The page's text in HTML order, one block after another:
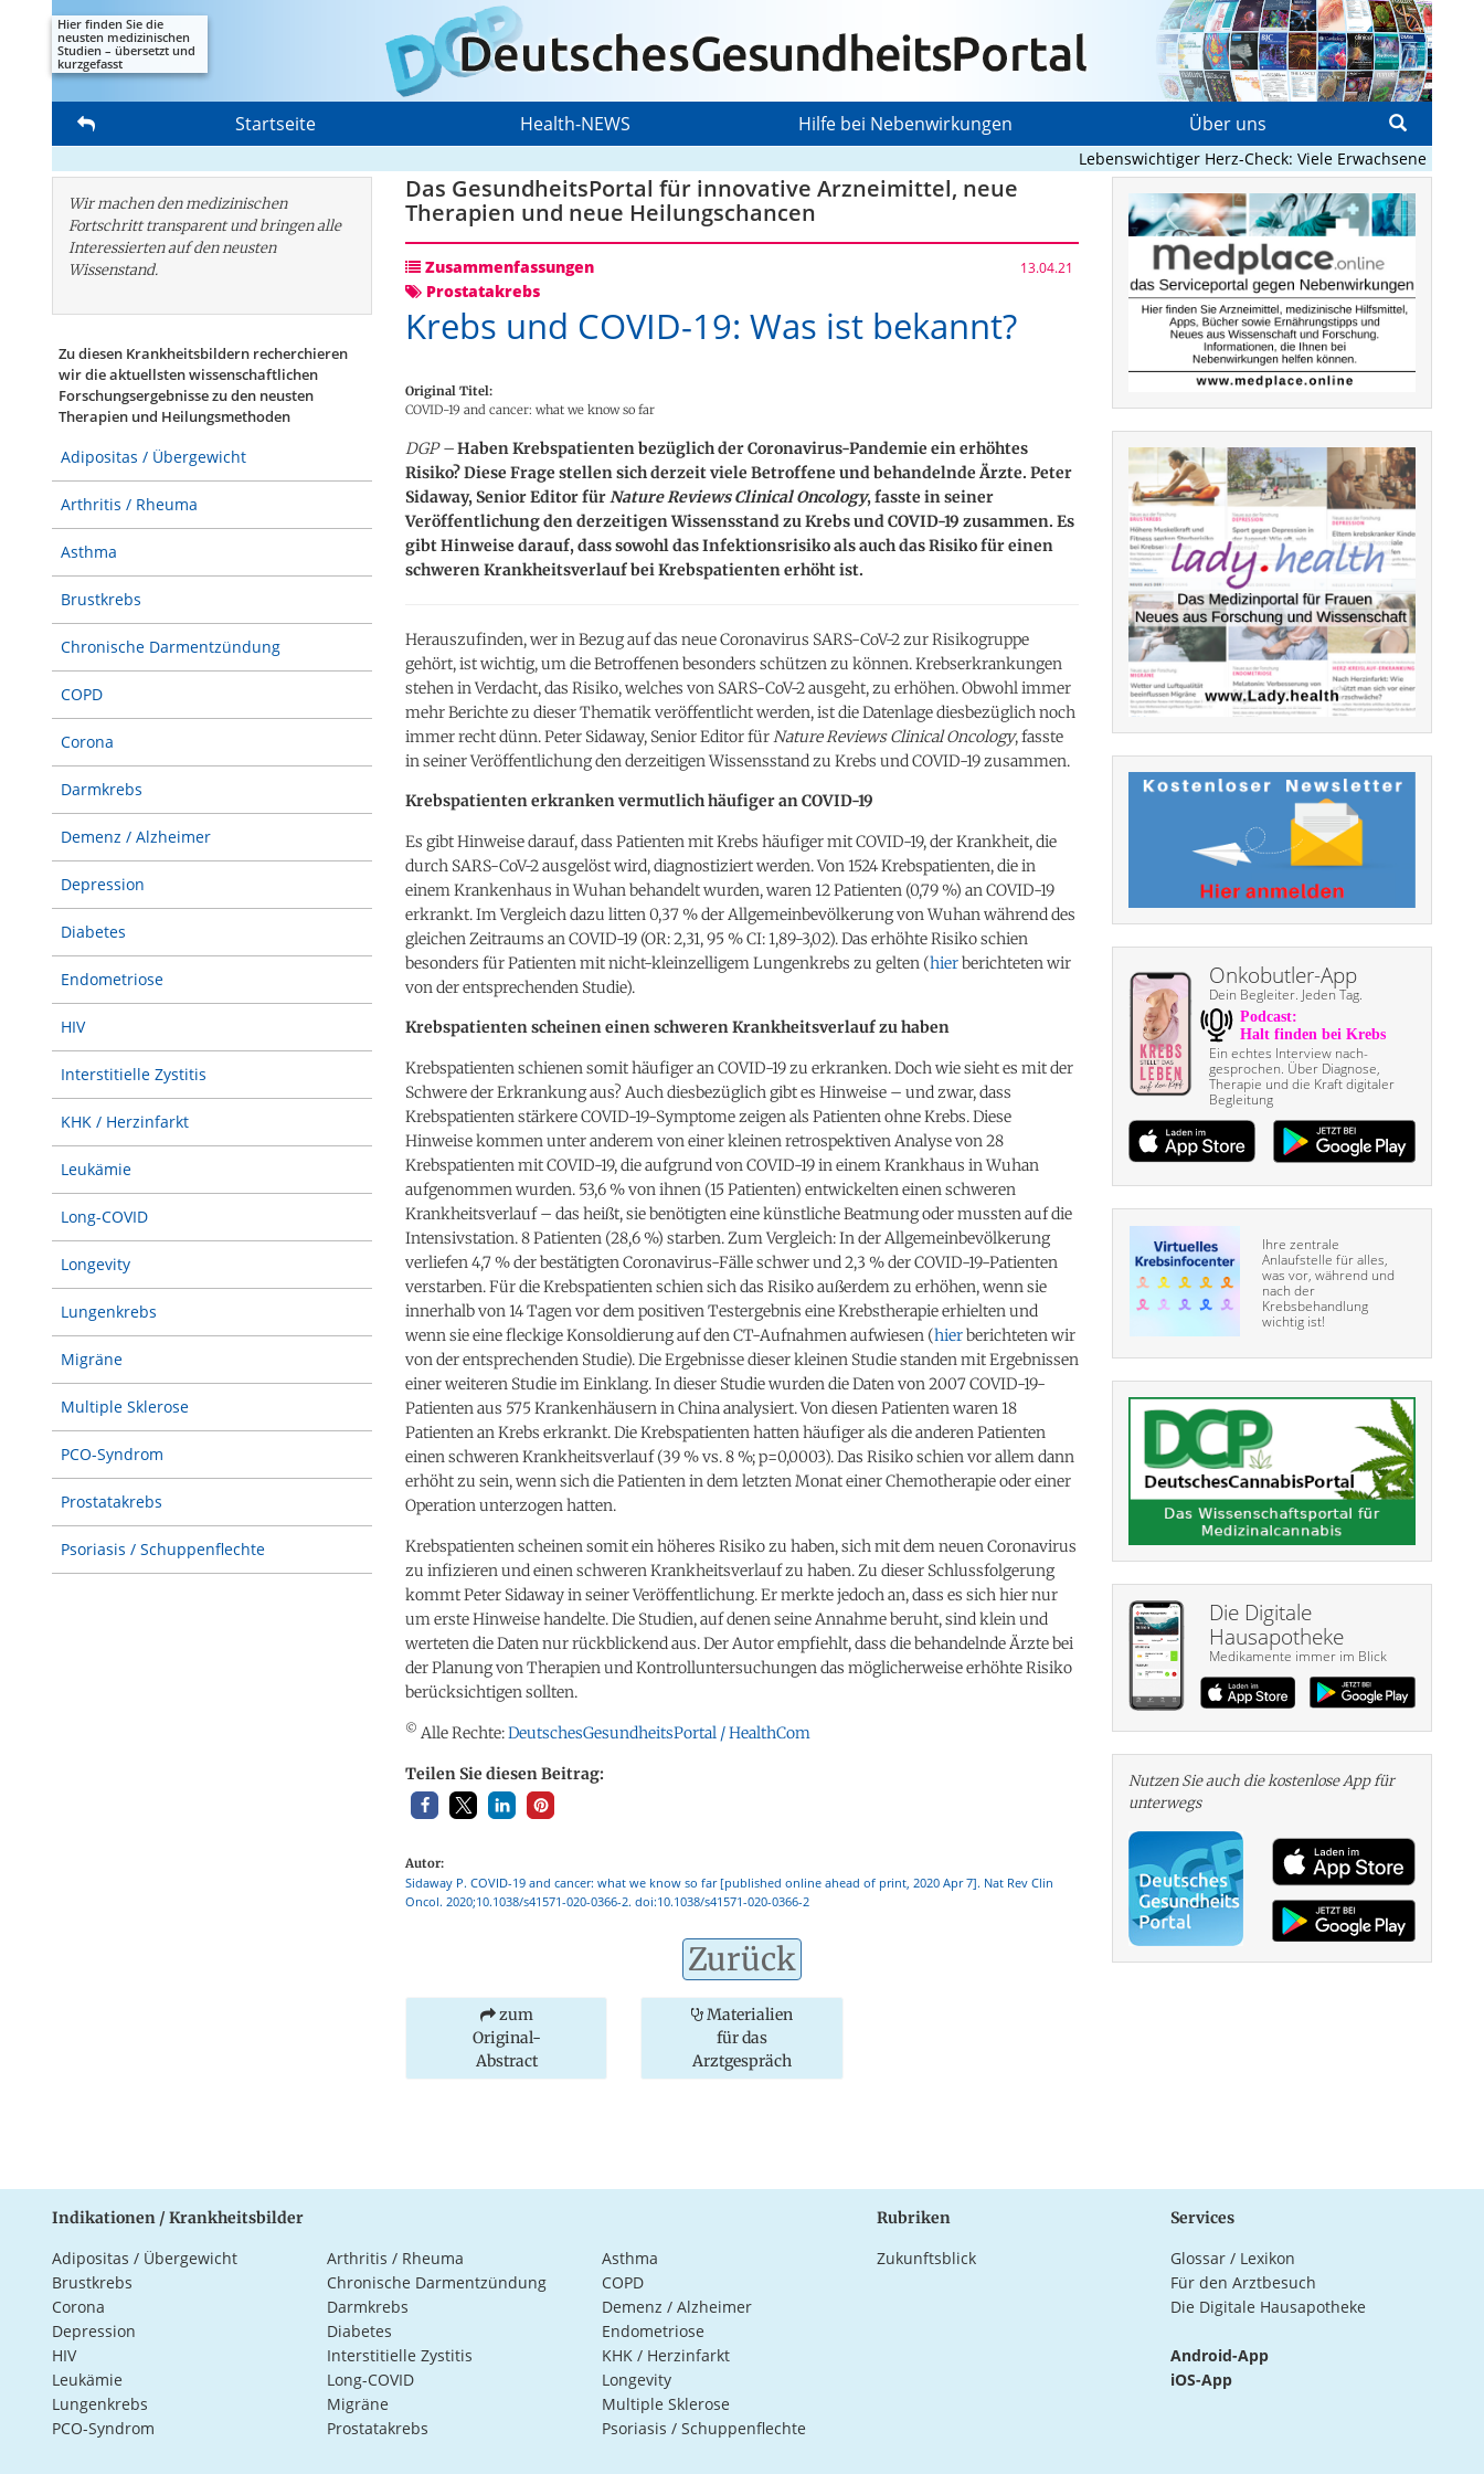
Hier finden Sie die
neusten medizinischen
Studien – übersetzt und
kurzgefasst
Startseite Health-NEWS Hilfe bei Nebenwirkungen Über uns
Lebenswichtiger Herz-Check: Viele Erwachsene mit
Wir machen den medizinischen
Fortschritt transparent und bringen alle
Interessierten auf den neusten
Wissenstand.
Zu diesen Krankheitsbildern recherchieren
wir die aktuellsten wissenschaftlichen
Forschungs­ergebnisse zu den neusten
Therapien und Heilungsmethoden
Adipositas / Übergewicht
Arthritis / Rheuma
Asthma
Brustkrebs
Chronische Darmentzündung
COPD
Corona
Darmkrebs
Demenz / Alzheimer
Depression
Diabetes
Endometriose
HIV
Interstitielle Zystitis
KHK / Herzinfarkt
Leukämie
Long-COVID
Longevity
Lungenkrebs
Migräne
Multiple Sklerose
PCO-Syndrom
Prostatakrebs
Psoriasis / Schuppenflechte
Das GesundheitsPortal für innovative Arzneimittel, neue
Therapien und neue Heilungschancen
Zusammenfassungen 13.04.21
Prostatakrebs
Krebs und COVID-19: Was ist bekannt?
Original Titel:
COVID-19 and cancer: what we know so far
DGP –Haben Krebspatienten bezüglich der Coronavirus-Pandemie ein erhöhtes
Risiko? Diese Frage stellen sich derzeit viele Betroffene und behandelnde Ärzte. Peter
Sidaway, Senior Editor fürNature Reviews Clinical Oncology, fasste in seiner
Veröffentlichung den derzeitigen Wissensstand zu Krebs und COVID-19 zusammen. Es
gibt Hinweise darauf, dass sowohl das Infektionsrisiko als auch das Risiko für einen
schweren Krankheitsverlauf bei Krebspatienten erhöht ist.
Herauszufinden, wer in Bezug auf das neue Coronavirus SARS-CoV-2 zur Risikogruppe
gehört, ist wichtig, um die Betroffenen besonders schützen zu können. Krebserkrankungen
stehen in Verdacht, das Risiko, welches von SARS-CoV-2 ausgeht, zu erhöhen. Obwohl immer
mehr Berichte zu dieser Thematik veröffentlicht werden, ist die Datenlage diesbezüglich noch
immer recht dünn. Peter Sidaway, Senior Editor fürNature Reviews Clinical Oncology, fasste
in seiner Veröffentlichung den derzeitigen Wissensstand zu Krebs und COVID-19 zusammen.
Krebspatienten erkranken vermutlich häufiger an COVID-19
Es gibt Hinweise darauf, dass Patienten mit Krebs häufiger mit COVID-19, der Krankheit, die
durch SARS-CoV-2 ausgelöst wird, diagnostiziert werden. Von 1524 Krebspatienten, die in
einem Krankenhaus in Wuhan behandelt wurden, waren 12 Patienten (0,79 %) an COVID-19
erkrankt. Im Vergleich dazu litten 0,37 % der Allgemeinbevölkerung von Wuhan während des
gleichen Zeitraums an COVID-19 (OR: 2,31, 95 % CI: 1,89-3,02). Das erhöhte Risiko schien
besonders für Patienten mit nicht-kleinzelligem Lungenkrebs zu gelten (hierberichteten wir
von der entsprechenden Studie).
Krebspatienten scheinen einen schweren Krankheitsverlauf zu haben
Krebspatienten schienen somit häufiger an COVID-19 zu erkranken. Doch wie sieht es mit der
Schwere der Erkrankung aus? Auch diesbezüglich gibt es Hinweise – und zwar, dass
Krebspatienten stärkere COVID-19-Symptome zeigen als Patienten ohne Krebs. Diese
Hinweise kommen unter anderem von einer kleinen retrospektiven Analyse von 28
Krebspatienten mit COVID-19, die aufgrund von COVID-19 in einem Krankhaus in Wuhan
aufgenommen wurden. 53,6 % von ihnen (15 Patienten) entwickelten einen schweren
Krankheitsverlauf – das heißt, sie benötigten eine künstliche Beatmung oder mussten auf die
Intensivstation. 8 Patienten (28,6 %) starben. Zum Vergleich: In der Allgemeinbevölkerung
verliefen 4,7 % der bestätigten Coronavirus-Fälle schwer und 2,3 % der COVID-19-Patienten
verstarben. Für die Krebspatienten schien sich das Risiko außerdem zu erhöhen, wenn sie
innerhalb von 14 Tagen vor dem positiven Testergebnis eine Krebstherapie erhielten und
wenn sie eine fleckige Konsoldierung auf den CT-Aufnahmen aufwiesen (hierberichteten wir
von der entsprechenden Studie). Die Ergebnisse dieser kleinen Studie standen mit Ergebnissen
einer weiteren Studie im Einklang. In dieser Studie wurden die Daten von 2007 COVID-19-
Patienten aus 575 Krankenhäusern in China analysiert. Von diesen Patienten waren 18
Patienten an Krebs erkrankt. Die Krebspatienten hatten häufiger als die anderen Patienten
einen schweren Krankheitsverlauf (39 % vs. 8 %; p=0,0003). Das Risiko schien vor allem dann
erhöht zu sein, wenn sich die Patienten in dem letzten Monat einer Chemotherapie oder einer
Operation unterzogen hatten.
Krebspatienten scheinen somit ein höheres Risiko zu haben, sich mit dem neuen Coronavirus
zu infizieren und einen schweren Krankheitsverlauf zu haben. Zu dieser Schlussfolgerung
kommt Peter Sidaway in seiner Veröffentlichung. Er merkte jedoch an, dass es sich hier nur
um erste Hinweise handelte. Die Studien, auf denen seine Annahme beruht, sind klein und
werteten die Daten nur rückblickend aus. Der Autor empfiehlt, dass die behandelnde Ärzte bei
der Planung von Therapien und Kontrolluntersuchungen das möglicherweise erhöhte Risiko
berücksichtigen sollten.
© Alle Rechte:DeutschesGesundheitsPortal / HealthCom
Teilen Sie diesen Beitrag:
Autor:
Sidaway P. COVID-19 and cancer: what we know so far [published online ahead of print, 2020 Apr 7]. Nat Rev Clin
Oncol. 2020;10.1038/s41571-020-0366-2. doi:10.1038/s41571-020-0366-2
Zurück
zum
Original-
Abstract
Materialien
für das
Arztgespräch
Onkobutler-App
Dein Begleiter. Jeden Tag.
Ein echtes Interview nach­
gesprochen. Über Diagnose,
Therapie und die Kraft digitaler
Begleitung
Ihre zentrale
Anlaufstelle für alles,
was vor, während und
nach der
Krebsbehandlung
wichtig ist!
Die Digitale
Hausapotheke
Medikamente immer im Blick
Nutzen Sie auch die kosten­lose App für
unterwegs
Indikationen / Krankheitsbilder
Adipositas / Übergewicht Arthritis / Rheuma
Asthma
Brustkrebs
Chronische Darmentzündung
COPD
Corona
Darmkrebs
Demenz / Alzheimer
Depression
Diabetes
Endometriose
HIV
Interstitielle Zystitis
KHK / Herzinfarkt
Leukämie
Long-COVID
Longevity
Lungenkrebs
Migräne
Multiple Sklerose
PCO-Syndrom
Prostatakrebs Psoriasis / Schuppenflechte
Rubriken
Zukunftsblick
Services
Glossar / Lexikon
Für den Arztbesuch
Die Digitale Hausapotheke
Android-App
iOS-App